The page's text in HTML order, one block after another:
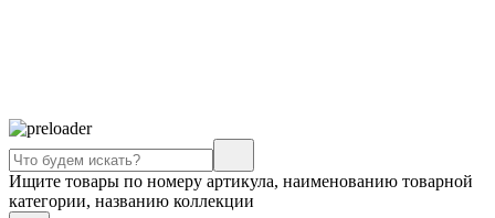
Ищите товары по номеру артикула, наименованию товарной
категории, названию коллекции